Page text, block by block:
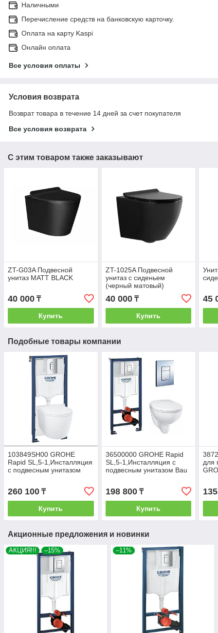
Наличными
Перечисление средств на банковскую карточку.
Оплата на карту Kaspi
Онлайн оплата
Все условия оплаты
Условия возврата
Возврат товара в течение 14 дней за счет покупателя
Все условия возврата
С этим товаром также заказывают
ZT-G03A Подвесной
унитаз MATT BLACK
40 000 ₸
Купить
ZT-1025A Подвесной
унитаз с сиденьем
(черный матовый)
40 000₸
Купить
45
Подобные товары компании
103849SH00 GROHE
Rapid SL,5-1,Инсталляция
с подвесным унитазом
260 100 ₸
Купить
36500000 GROHE Rapid
SL,5-1,Инсталляция с
подвесным унитазом Bau
198 800₸
Купить
для
Акционные предложения и новинки
АКЦИЯ!!! –15% –11%